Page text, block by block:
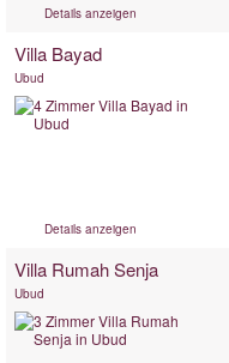
Details anzeigen
Villa Bayad
Ubud
Details anzeigen
Villa Rumah Senja
Ubud